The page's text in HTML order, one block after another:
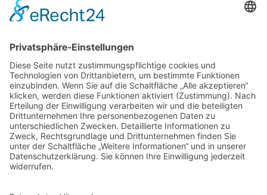
Schreibworkshop Sa., 29.8.2026 11-17 Uhr
Login für Mitglieder
Noch kein Mitglied im unternehmerinnen forum niederrhein?
gibt es weitere Informationen.
Für Mitgliedsfrauen: zum Erstellen eigener Angebote und zum
Bearbeiten des Unternehmensprofils bitte einloggen!
Social Media
Folge dem unternehmerinnen forum niederrhein auch auf
Facebook, Instagram oder LinkedIn.